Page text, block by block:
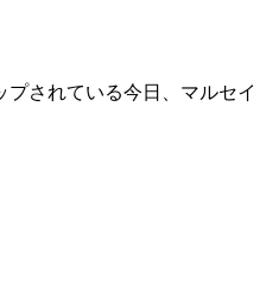
されている今日、マルセイ